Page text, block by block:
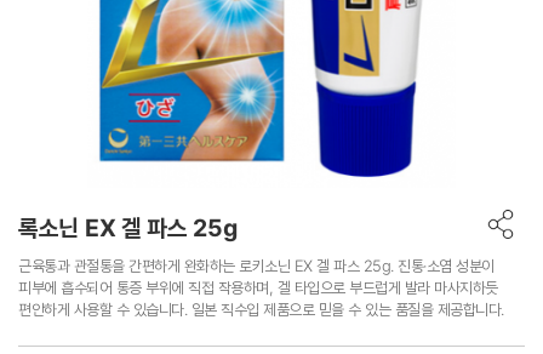
록소닌 EX 겔 파스 25g
근육통과 관절통을 간편하게 완화하는 로키소닌 EX 겔 파스 25g. 진통·소염 성분이
피부에 흡수되어 통증 부위에 직접 작용하며, 겔 타입으로 부드럽게 발라 마사지하듯
편안하게 사용할 수 있습니다. 일본 직수입 제품으로 믿을 수 있는 품질을 제공합니다.